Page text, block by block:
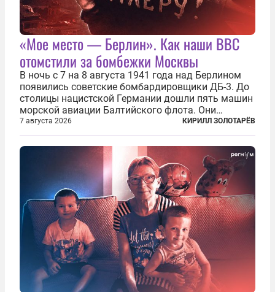
«Мое место — Берлин». Как наши ВВС
отомстили за бомбежки Москвы
В ночь с 7 на 8 августа 1941 года над Берлином
появились советские бомбардировщики ДБ-3. До
столицы нацистской Германии дошли пять машин
морской авиации Балтийского флота. Они
сбросили бомбы на город, который в тот момент
жил в полной уверенности, что война идет где-то
далеко на востоке, Красная...
7 августа 2026 КИРИЛЛ ЗОЛОТАРЁВ